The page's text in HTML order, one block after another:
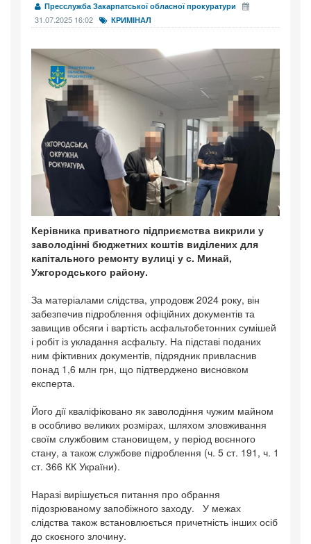
Пресслужба Закарпатської обласної прокуратури
31.07.2025 16:02 КРИМІНАЛ
Керівника приватного підприємства викрили у
заволодінні бюджетних коштів виділених для
капітального ремонту вулиці у с. Минай,
Ужгородського району.
За матеріалами слідства, упродовж 2024 року, він
забезпечив підроблення офіційних документів та
завищив обсяги і вартість асфальтобетонних сумішей
і робіт із укладання асфальту. На підставі поданих
ним фіктивних документів, підрядник привласнив
понад 1,6 млн грн, що підтверджено висновком
експерта.
Його дії кваліфіковано як заволодіння чужим майном
в особливо великих розмірах, шляхом зловживання
своїм службовим становищем, у період воєнного
стану, а також службове підроблення (ч. 5 ст. 191, ч. 1
ст. 366 КК України).
Наразі вирішується питання про обрання
підозрюваному запобіжного заходу. У межах
слідства також встановлюється причетність інших осіб
до скоєного злочину.